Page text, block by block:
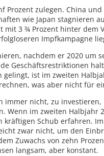
Prozent zulegen. China und
wie Japan stagnieren
mit 3 ¾ Prozent hinter dem
Impfkampagne
nachdem er 2020 um
Geschäftsrestriktionen
gelingt, ist im zweiten
was aber nicht für
immer nicht, zu
Wenn im zweiten Halbjahr
Schub erfahren.
zwar nicht, um den
Zuwachs von zehn
langsam, aber konstant.